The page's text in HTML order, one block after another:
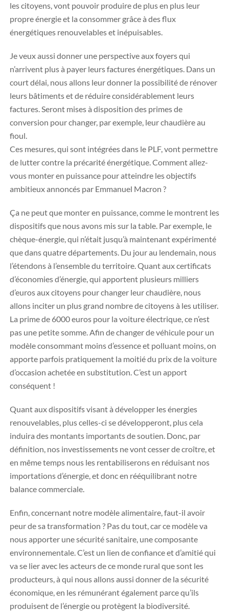
les citoyens, vont pouvoir produire de plus en plus leur
propre énergie et la consommer grâce à des flux
énergétiques renouvelables et inépuisables.
Je veux aussi donner une perspective aux foyers qui
n’arrivent plus à payer leurs factures énergétiques. Dans un
court délai, nous allons leur donner la possibilité de rénover
leurs bâtiments et de réduire considérablement leurs
factures. Seront mises à disposition des primes de
conversion pour changer, par exemple, leur chaudière au
fioul.
Ces mesures, qui sont intégrées dans le PLF, vont permettre
de lutter contre la précarité énergétique. Comment allez-
vous monter en puissance pour atteindre les objectifs
ambitieux annoncés par Emmanuel Macron ?
Ça ne peut que monter en puissance, comme le montrent les
dispositifs que nous avons mis sur la table. Par exemple, le
chèque-énergie, qui n’était jusqu’à maintenant expérimenté
que dans quatre départements. Du jour au lendemain, nous
l’étendons à l’ensemble du territoire. Quant aux certificats
d’économies d’énergie, qui apportent plusieurs milliers
d’euros aux citoyens pour changer leur chaudière, nous
allons inciter un plus grand nombre de citoyens à les utiliser.
La prime de 6000 euros pour la voiture électrique, ce n’est
pas une petite somme. Afin de changer de véhicule pour un
modèle consommant moins d’essence et polluant moins, on
apporte parfois pratiquement la moitié du prix de la voiture
d’occasion achetée en substitution. C’est un apport
conséquent !
Quant aux dispositifs visant à développer les énergies
renouvelables, plus celles-ci se développeront, plus cela
induira des montants importants de soutien. Donc, par
définition, nos investissements ne vont cesser de croître, et
en même temps nous les rentabiliserons en réduisant nos
importations d’énergie, et donc en rééquilibrant notre
balance commerciale.
Enfin, concernant notre modèle alimentaire, faut-il avoir
peur de sa transformation ? Pas du tout, car ce modèle va
nous apporter une sécurité sanitaire, une composante
environnementale. C’est un lien de confiance et d’amitié qui
va se lier avec les acteurs de ce monde rural que sont les
producteurs, à qui nous allons aussi donner de la sécurité
économique, en les rémunérant également parce qu’ils
produisent de l’énergie ou protègent la biodiversité.